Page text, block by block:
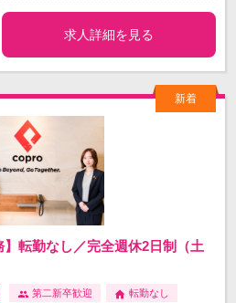
求人詳細を見る
転勤なし／完全週休2日制（土
第二新卒歓迎 転勤なし